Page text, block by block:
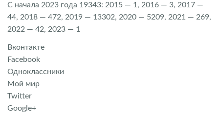
С начала 2023 года 19343: 2015 — 1, 2016 — 3, 2017 —
44, 2018 — 472, 2019 — 13302, 2020 — 5209, 2021 — 269,
2022 — 42, 2023 — 1
Вконтакте
Facebook
Одноклассники
Мой мир
Twitter
Google+